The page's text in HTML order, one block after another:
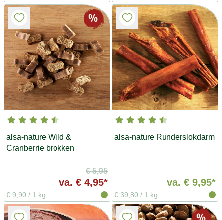
alsa-nature Wild &
Cranberrie brokken
€ 5,95
va. € 4,95*
€ 9,90 / 1 kg
alsa-nature Runderslokdarm
va. € 9,95*
€ 39,80 / 1 kg